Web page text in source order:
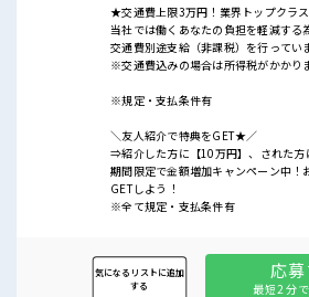
★交通費上限3万円！業界トップクラス
当社では働くあなたの負担を軽減する
交通費別途支給（非課税）を行ってい
※交通費込みの場合は所得税がかかり
※規定・支払条件有
＼友人紹介で特典をGET★／
⇒紹介した方に【10万円】、された方
期間限定で金額増加キャンペーン中！
GETしよう！
※全て規定・支払条件有
応募
最短2分
気になるリストに追加
する